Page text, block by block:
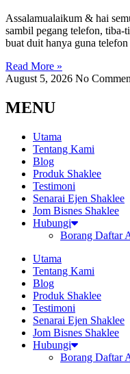
Assalamualaikum & hai
sambil pegang telefon,
buat duit hanya guna
Read More »
August 5, 2026 No
MENU
Utama
Tentang Kami
Blog
Produk Shaklee
Testimoni
Senarai Ejen Shaklee
Jom Bisnes Shaklee
Hubungi
Borang Daftar
Utama
Tentang Kami
Blog
Produk Shaklee
Testimoni
Senarai Ejen Shaklee
Jom Bisnes Shaklee
Hubungi
Borang Daftar